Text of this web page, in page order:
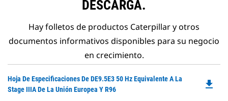
DESCARGA.
Hay folletos de productos Caterpillar y otros
documentos informativos disponibles para su negocio
en crecimiento.
Hoja De Especificaciones De DE9.5E3 50 Hz Equivalente A La
Stage IIIA De La Unión Europea Y R96
file_download